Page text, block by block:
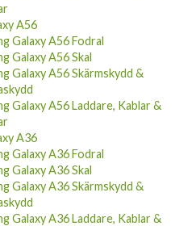
A56
Galaxy A56 Fodral
Galaxy A56 Skal
Galaxy A56 Skärmskydd &
Galaxy A56 Laddare, Kablar &
A36
Galaxy A36 Fodral
Galaxy A36 Skal
Galaxy A36 Skärmskydd &
Galaxy A36 Laddare, Kablar &